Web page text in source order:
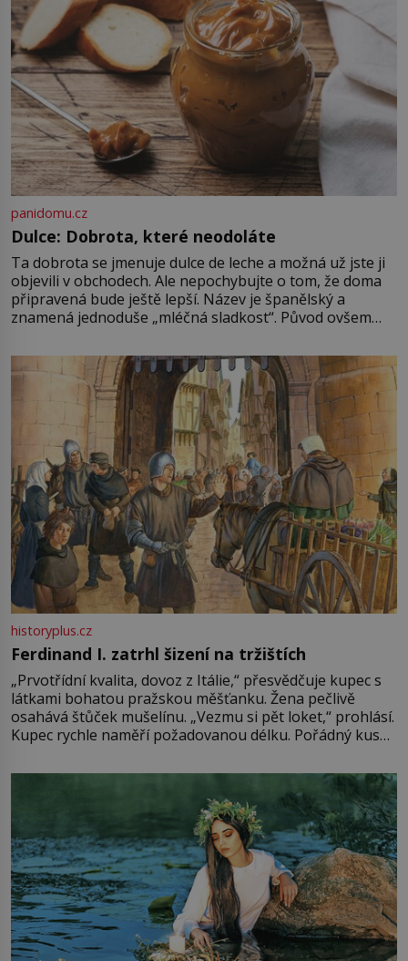
panidomu.cz
Dulce: Dobrota, které neodoláte
Ta dobrota se jmenuje dulce de leche a možná už jste ji
objevili v obchodech. Ale nepochybujte o tom, že doma
připravená bude ještě lepší. Název je španělský a
znamená jednoduše „mléčná sladkost“. Původ ovšem
pře hned několik latinskoamerických zemí a k tomu
Francie, kde se traduje,
historyplus.cz
Ferdinand I. zatrhl šizení na tržištích
„Prvotřídní kvalita, dovoz z Itálie,“ přesvědčuje kupec s
látkami bohatou pražskou měšťanku. Žena pečlivě
osahává štůček mušelínu. „Vezmu si pět loket,“ prohlásí.
Kupec rychle naměří požadovanou délku. Pořádný kus
milostpaní. Stačí jenom na sukni,“ zhodnotí švadlena
množství růžového mušelínu. „Ošidili vás, podívejte.“
Vezme do ruky dřevěnou